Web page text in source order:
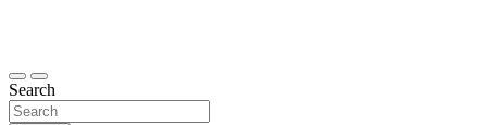
thetoptennews.com
Search